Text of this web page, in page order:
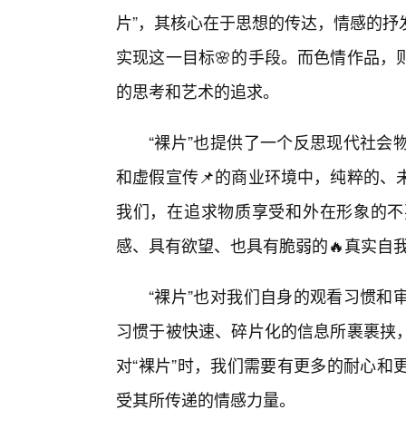
片”，其核心在于思想的传达，情感的
实现这一目标🌸的手段。而色情作品
的思考和艺术的追求。
“裸片”也提供了一个反思现代社
和虚假宣传📌的商业环境中，纯粹的
我们，在追求物质享受和外在形象的
感、具有欲望、也具有脆弱的🔥真实自
“裸片”也对我们自身的观看习惯
习惯于被快速、碎片化的信息所裹裹
对“裸片”时，我们需要有更多的耐心
受其所传递的情感力量。